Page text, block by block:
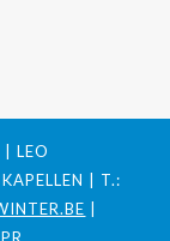
LEO
| T.:
|